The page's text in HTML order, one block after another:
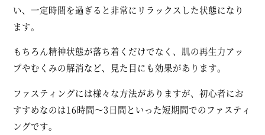
い、一定時間を過ぎると非常にリラックスした状態になり
ます。
もちろん精神状態が落ち着くだけでなく、肌の再生力アッ
プやむくみの解消など、見た目にも効果があります。
ファスティングには様々な方法がありますが、初心者にお
すすめなのは16時間～3日間といった短期間でのファスティ
ングです。